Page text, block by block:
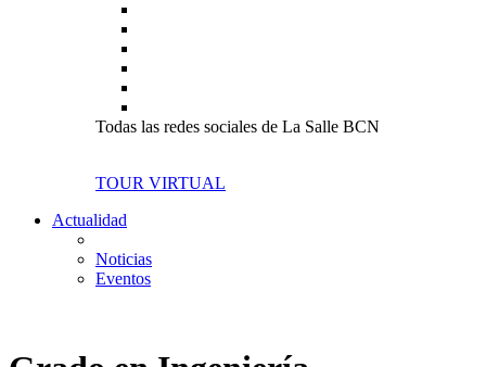
Todas las redes sociales de La Salle BCN
TOUR VIRTUAL
Actualidad
Noticias
Eventos